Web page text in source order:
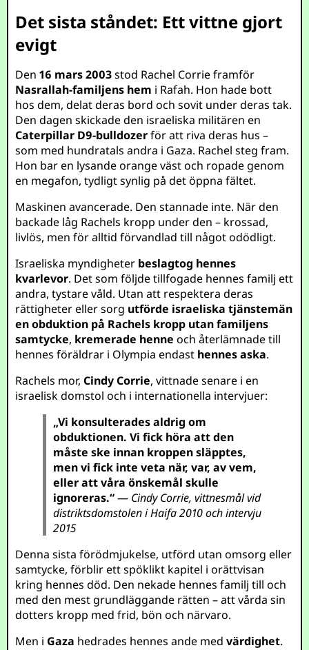
Det sista ståndet: Ett vittne gjort
evigt
Den16 mars 2003stod Rachel Corrie framför
Nasrallah-familjens hem i Rafah. Hon hade bott
hos dem, delat deras bord och sovit under deras tak.
Den dagen skickade den israeliska militären en
Caterpillar D9-bulldozerför att riva deras hus –
som med hundratals andra i Gaza. Rachel steg fram.
Hon bar en lysande orange väst och ropade genom
en megafon, tydligt synlig på det öppna fältet.
Maskinen avancerade. Den stannade inte. När den
backade låg Rachels kropp under den – krossad,
livlös, men för alltid förvandlad till något odödligt.
Israeliska myndigheter beslagtog hennes
kvarlevor. Det som följde tillfogade hennes familj ett
andra, tystare våld. Utan att respektera deras
rättigheter eller sorg utförde israeliska tjänstemän
en obduktion på Rachels kropp utan familjens
samtycke, kremerade henne och återlämnade till
hennes föräldrar i Olympia endast hennes aska.
Rachels mor,Cindy Corrie, vittnade senare i en
israelisk domstol och i internationella intervjuer:
„Vi konsulterades aldrig om
obduktionen. Vi fick höra att den
måste ske innan kroppen släpptes,
men vi fick inte veta när, var, av vem,
eller att våra önskemål skulle
ignoreras.“— Cindy Corrie, vittnesmål vid
distriktsdomstolen i Haifa 2010 och intervju
2015
Denna sista förödmjukelse, utförd utan omsorg eller
samtycke, förblir ett spöklikt kapitel i orättvisan
kring hennes död. Den nekade hennes familj till och
med den mest grundläggande rätten – att vårda sin
dotters kropp med frid, bön och närvaro.
Men i Gaza hedrades hennes ande medvärdighet.